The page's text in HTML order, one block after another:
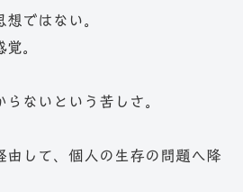
ではない。
。
ないという苦しさ。
由して、個人の生存の問題へ降